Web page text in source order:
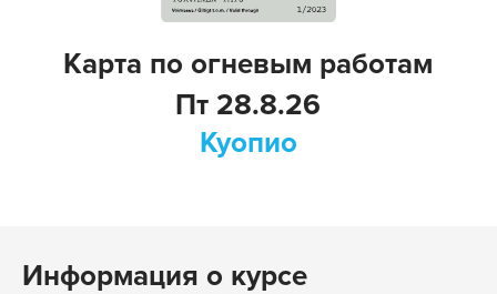
Карта по огневым работам
Пт 28.8.26
Куопио
Информация о курсе